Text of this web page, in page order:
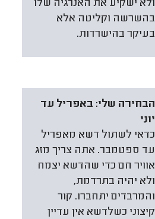
ולא ישקיע את האנרגיה שלו
בהשרשה וקליטה אלא
בעיקר בהישרדות.
הבחירה שלי: באפריל עד
יוני
כדאי לשתול דשא מאפריל
עד ספטמבר. אתה צריך מזג
אוויר חם כדי שהדשא יצמח
ולא יהיה בתרדמת,
והמרבדים יתחברו. קור
קיצוני כשלדשא אין עדיין